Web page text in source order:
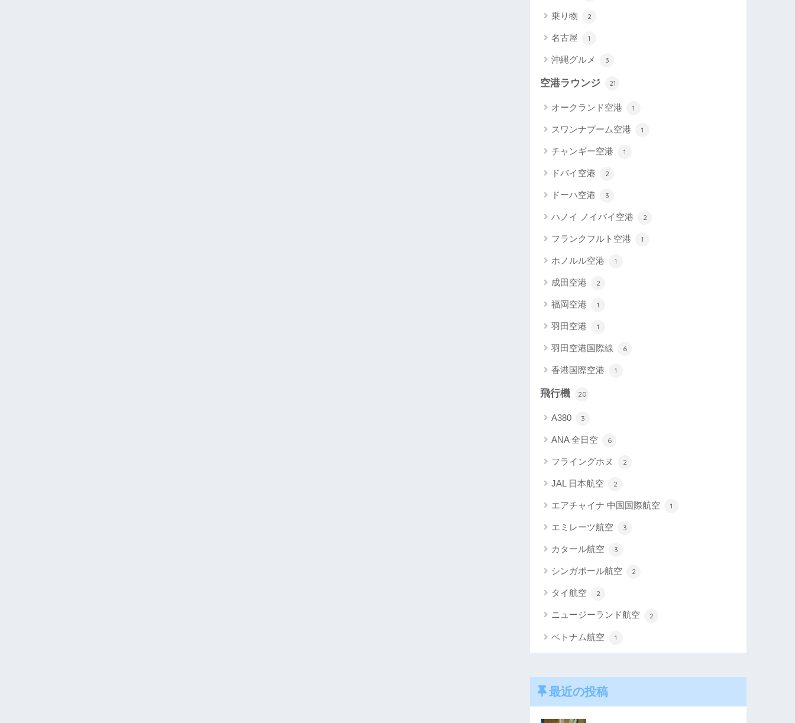
乗り物 2
名古屋 1
沖縄グルメ 3
空港ラウンジ 21
オークランド空港 1
スワンナプーム空港 1
チャンギー空港 1
ドバイ空港 2
ドーハ空港 3
ハノイ ノイバイ空港 2
フランクフルト空港 1
ホノルル空港 1
成田空港 2
福岡空港 1
羽田空港 1
羽田空港国際線 6
香港国際空港 1
飛行機 20
A380 3
ANA 全日空 6
フライングホヌ 2
JAL 日本航空 2
エアチャイナ 中国国際航空 1
エミレーツ航空 3
カタール航空 3
シンガポール航空 2
タイ航空 2
ニュージーランド航空 2
ベトナム航空 1
最近の投稿